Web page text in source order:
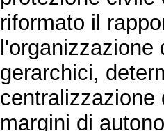
riformato il
l'organizzazione
gerarchici,
centralizzazione
margini di